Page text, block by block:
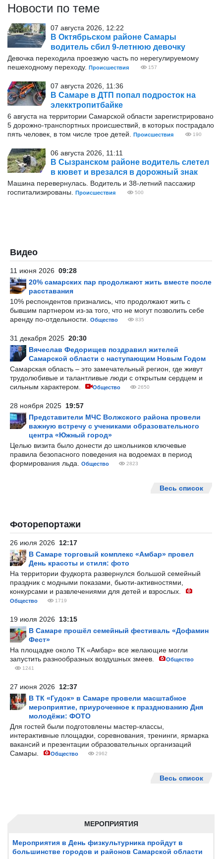
МЕРОПРИЯТИЯ
Мероприятия в День физкультурника пройдут в
большинстве городов и районов Самарской области
Новости по теме
07 августа 2026, 12:22
В Октябрьском районе Самары
водитель сбил 9-летнюю девочку
Девочка переходила проезжую часть по нерегулируемому
пешеходному переходу. Происшествия 157
07 августа 2026, 11:36
В Самаре в ДТП попал подросток на
элекктропитбайке
6 августа на территории Самарской области зарегистрировано
5 дорожно-транспортных происшествий, в которых пострадало
пять человек, в том числе трое детей.
Происшествия 190
06 августа 2026, 11:11
В Сызранском районе водитель слетел
в кювет и врезался в дорожный знак
Машина перевернулась. Водитель и 38-летний пассажир
госпитализированы.
Происшествия 500
Видео
11 июня 2026 09:28
20% самарских пар продолжают жить вместе после
расставания
10% респондентов признались, что продолжают жить с
бывшим партнером из-за того, что не могут позволить себе
аренду по-отдельности.
Общество 835
31 декабря 2025 20:30
Вячеслав Федорищев поздравил жителей
Самарской области с наступающим Новым Годом
Самарская область – это замечательный регион, где живут
трудолюбивые и талантливые люди с открытым сердцем и
сильным характером.
Общество 2650
28 ноября 2025 19:57
Представители МЧС Волжского района провели
важную встречу с учениками образовательного
центра «Южный город»
Целью визита было донести до школьников ключевые
правила безопасного поведения на водоемах в период
формирования льда.
Общество 2823
Весь список
Фоторепортажи
26 июля 2026 12:17
В Самаре торговый комплекс «Амбар» провел
День красоты и стиля: фото
На территории фудкорта развернулся большой семейный
праздник с модными показами, бьюти-активностями,
конкурсами и развлечениями для детей и взрослых.
Общество 1719
19 июля 2026 13:15
В Самаре прошёл семейный фестиваль «Дофамин
Фест»
На площадке около ТК «Амбар» все желающие могли
запустить разнообразных воздушных змеев.
Общество
1241
27 июня 2026 12:37
В ТК «Гудок» в Самаре провели масштабное
мероприятие, приуроченное к празднованию Дня
молодёжи: ФОТО
Для гостей были подготовлены мастер-классы,
интерактивные площадки, соревнования, тренинги, ярмарка
вакансий и презентации образовательных организаций
Самары.
Общество 2962
Весь список